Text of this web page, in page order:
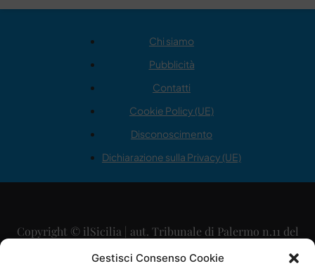
Gestisci Consenso Cookie
Chi siamo
Pubblicità
Contatti
Cookie Policy (UE)
Disconoscimento
Dichiarazione sulla Privacy (UE)
Copyright © ilSicilia | aut. Tribunale di Palermo n.11 del
29/09/2015